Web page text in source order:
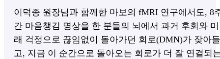
이덕종 원장님과 함께한 마보의 fMRI 연구에서도, 8
간 마음챙김 명상을 한 분들의 뇌에서 과거 후회와 미
래 걱정으로 끊임없이 돌아가던 회로(DMN)가 잦아들
고, 지금 이 순간으로 돌아오는 회로가 더 잘 연결되